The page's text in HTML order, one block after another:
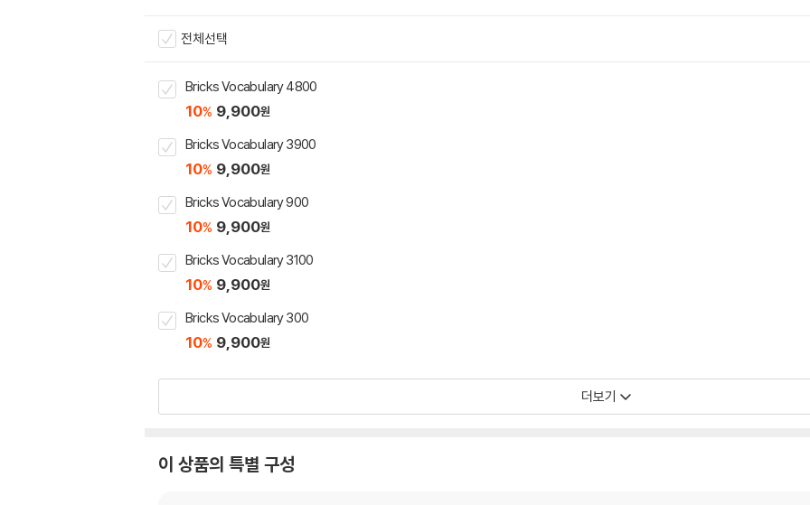
전체선택
Bricks Vocabulary 4800
10% 9,900원
Bricks Vocabulary 3900
10% 9,900원
Bricks Vocabulary 900
10% 9,900원
Bricks Vocabulary 3100
10% 9,900원
Bricks Vocabulary 300
10% 9,900원
더보기
이 상품의 특별 구성